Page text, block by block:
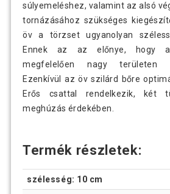
súlyemeléshez, valamint az alsó
tornázásához szükséges
öv a törzset ugyanolyan
Ennek az az előnye, hogy
megfelelően nagy területen
Ezenkívül az öv szilárd bőre
Erős csattal rendelkezik, két
meghúzás érdekében.
Termék részletek:
szélesség: 10 cm